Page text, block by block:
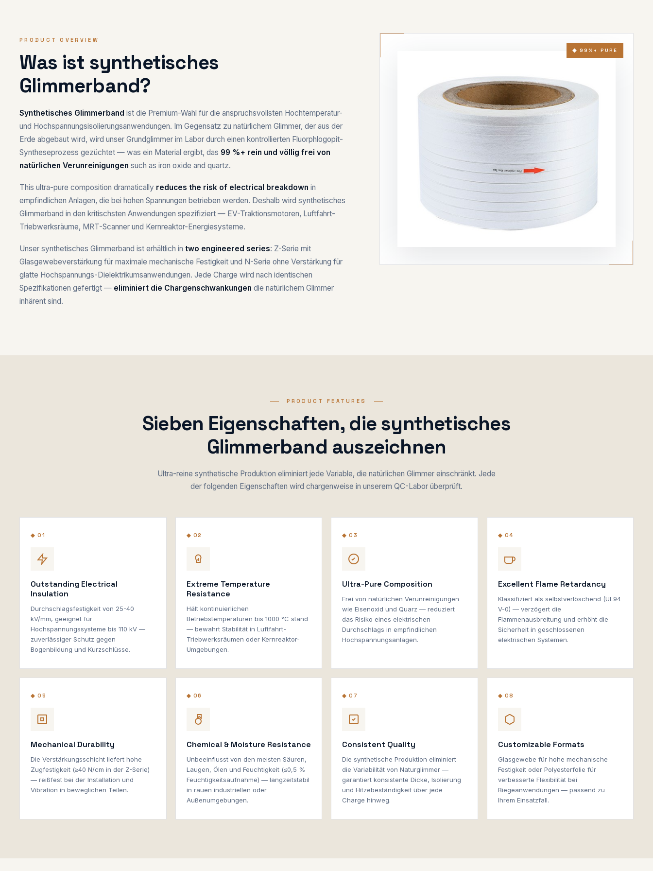
PRODUCT OVERVIEW
Was ist synthetisches
Glimmerband?
Synthetisches Glimmerband ist die Premium-Wahl für die anspruchsvollsten Hochtemperatur-
und Hochspannungsisolierungsanwendungen. Im Gegensatz zu natürlichem Glimmer, der aus der
Erde abgebaut wird, wird unser Grundglimmer im Labor durch einen kontrollierten Fluorphlogopit-
Syntheseprozess gezüchtet — was ein Material ergibt, das 99 %+ rein und völlig frei von
natürlichen Verunreinigungen such as iron oxide and quartz.
This ultra-pure composition dramatically reduces the risk of electrical breakdown in
empfindlichen Anlagen, die bei hohen Spannungen betrieben werden. Deshalb wird synthetisches
Glimmerband in den kritischsten Anwendungen spezifiziert — EV-Traktionsmotoren, Luftfahrt-
Triebwerksräume, MRT-Scanner und Kernreaktor-Energiesysteme.
Unser synthetisches Glimmerband ist erhältlich in two engineered series: Z-Serie mit
Glasgewebeverstärkung für maximale mechanische Festigkeit und N-Serie ohne Verstärkung für
glatte Hochspannungs-Dielektrikumsanwendungen. Jede Charge wird nach identischen
Spezifikationen gefertigt — eliminiert die Chargenschwankungen die natürlichem Glimmer
inhärent sind.
◆ 99%+ PURE
PRODUCT FEATURES
Sieben Eigenschaften, die synthetisches
Glimmerband auszeichnen
Ultra-reine synthetische Produktion eliminiert jede Variable, die natürlichen Glimmer einschränkt. Jede
der folgenden Eigenschaften wird chargenweise in unserem QC-Labor überprüft.
◆ 01
Outstanding Electrical
Insulation
Durchschlagsfestigkeit von 25-40
kV/mm, geeignet für
Hochspannungssysteme bis 110 kV —
zuverlässiger Schutz gegen
Bogenbildung und Kurzschlüsse.
◆ 02
Extreme Temperature
Resistance
Hält kontinuierlichen
Betriebstemperaturen bis 1000 °C stand
— bewahrt Stabilität in Luftfahrt-
Triebwerksräumen oder Kernreaktor-
Umgebungen.
◆ 03
Ultra-Pure Composition
Frei von natürlichen Verunreinigungen
wie Eisenoxid und Quarz — reduziert
das Risiko eines elektrischen
Durchschlags in empfindlichen
Hochspannungsanlagen.
◆ 04
Excellent Flame Retardancy
Klassifiziert als selbstverlöschend (UL94
V-0) — verzögert die
Flammenausbreitung und erhöht die
Sicherheit in geschlossenen
elektrischen Systemen.
◆ 05
Mechanical Durability
Die Verstärkungsschicht liefert hohe
Zugfestigkeit (≥40 N/cm in der Z-Serie)
— reißfest bei der Installation und
Vibration in beweglichen Teilen.
◆ 06
Chemical & Moisture Resistance
Unbeeinflusst von den meisten Säuren,
Laugen, Ölen und Feuchtigkeit (≤0,5 %
Feuchtigkeitsaufnahme) — langzeitstabil
in rauen industriellen oder
Außenumgebungen.
◆ 07
Consistent Quality
Die synthetische Produktion eliminiert
die Variabilität von Naturglimmer —
garantiert konsistente Dicke, Isolierung
und Hitzebeständigkeit über jede
Charge hinweg.
◆ 08
Customizable Formats
Glasgewebe für hohe mechanische
Festigkeit oder Polyesterfolie für
verbesserte Flexibilität bei
Biegeanwendungen — passend zu
Ihrem Einsatzfall.